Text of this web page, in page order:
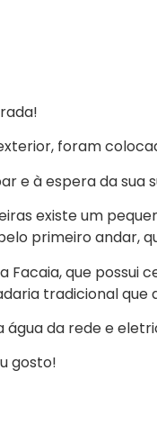
foram
e à espera da sua
existe um
primeiro andar,
que possui
tradicional
água da rede e
gosto!